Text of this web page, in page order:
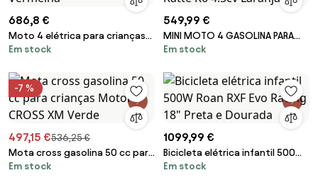
686,8 €
Moto 4 elétrica para crianças
ATV Veloci 800W Vermelha
Em stock
549,99 €
MINI MOTO 4 GASOLINA PARA
CRIANÇAS 49cc Roan Ratte R6
Em stock
-7 %
497,15 €536,25 €
Mota cross gasolina 50 cc para
crianças Motors CROSS XM
Em stock
1099,99 €
Bicicleta elétrica infantil 500W
Roan RXF Evo Racing 18" Preta e
Em stock